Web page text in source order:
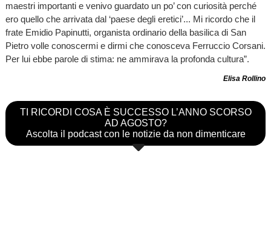
maestri importanti e venivo guardato un po’ con curiosità perché
ero quello che arrivata dal ‘paese degli eretici’... Mi ricordo che il
frate Emidio Papinutti, organista ordinario della basilica di San
Pietro volle conoscermi e dirmi che conosceva Ferruccio Corsani.
Per lui ebbe parole di stima: ne ammirava la profonda cultura”.
Elisa Rollino
TI RICORDI COSA È SUCCESSO L’ANNO SCORSO
AD AGOSTO?
Ascolta il podcast con le notizie da non dimenticare